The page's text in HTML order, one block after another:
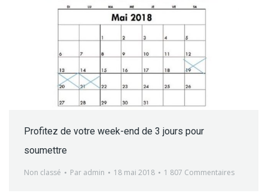
Profitez de votre week-end de 3 jours pour
soumettre
Non classé Par admin 18 mai 2018 1 807 Commentaires